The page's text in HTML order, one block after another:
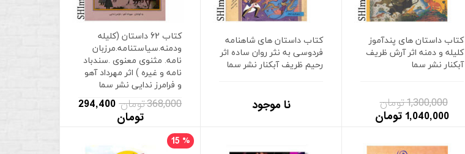
کتاب داستان های پندآموز
کلیله و دمنه اثر آرش ظریف
آبکنار نشر سما
1,300,000 تومان
1,040,000 تومان
کتاب داستان های شاهنامه
فردوسی به نثر روان ساده اثر
رحیم ظریف آبکنار نشر سما
نا موجود
کتاب 62 داستان (کلیله
ودمنه.سیاستنامه.مرزبان
نامه. مثنوی معنوی .سندباد
نامه و غیره ) اثر مهرداد آهو
و فرامرز ندایی نشر سما
368,000 تومان
294,400
تومان
15 %